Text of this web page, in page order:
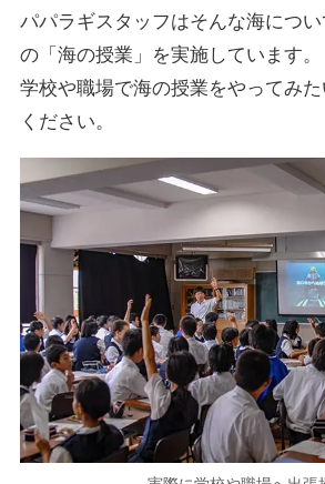
パパラギスタッフはそんな海につ
の「海の授業」を実施しています。
学校や職場で海の授業をやってみ
ください。